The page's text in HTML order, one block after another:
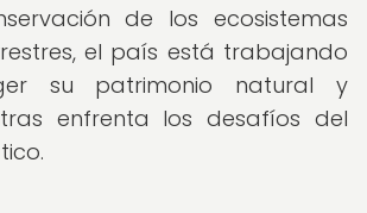
de los ecosistemas
el país está trabajando
su patrimonio natural y
enfrenta los desafíos del